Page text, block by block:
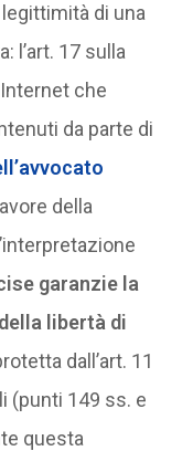
di una
l’art. 17 sulla
che
da parte di
della
garanzie la
libertà di
dall’art. 11
(punti 149 ss. e
questa